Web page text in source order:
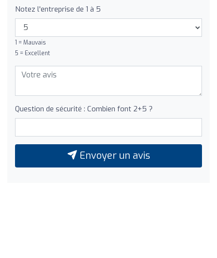
Notez l'entreprise de 1 à 5
1 = Mauvais
5 = Excellent
Question de sécurité : Combien font 2+5 ?
Envoyer un avis